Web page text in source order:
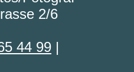
2/6
44 99 |